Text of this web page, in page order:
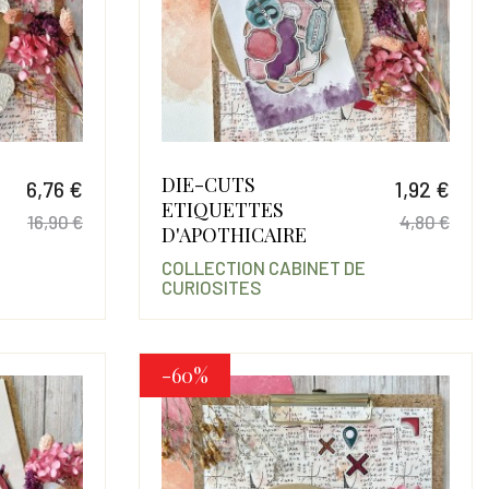
6,76 €
Prix de base
16,90 €
DIE-CUTS
ETIQUETTES
D'APOTHICAIRE
1,92 €
4,80 €
COLLECTION CABINET DE
CURIOSITES
-60%